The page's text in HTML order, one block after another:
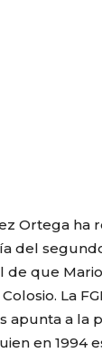
Ortega ha
del
de que
La
apunta a la
en 1994